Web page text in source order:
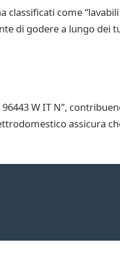
classificati come
di godere a lungo dei
W IT N”,
assicura